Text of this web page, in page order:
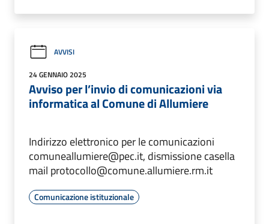
AVVISI
24 GENNAIO 2025
Avviso per l’invio di comunicazioni via
informatica al Comune di Allumiere
Indirizzo elettronico per le comunicazioni
comuneallumiere@pec.it, dismissione casella
mail protocollo@comune.allumiere.rm.it
Comunicazione istituzionale